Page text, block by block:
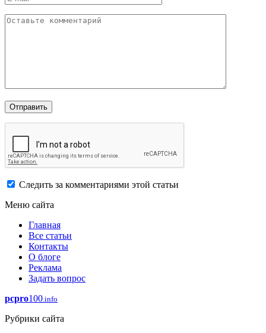
Следить за комментариями этой статьи
Меню сайта
Главная
Все статьи
Контакты
О блоге
Реклама
Задать вопрос
pcpro100.info
Рубрики сайта